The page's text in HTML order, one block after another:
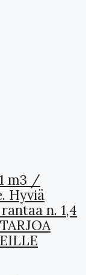
m3 /
Hyviä
n. 1,4